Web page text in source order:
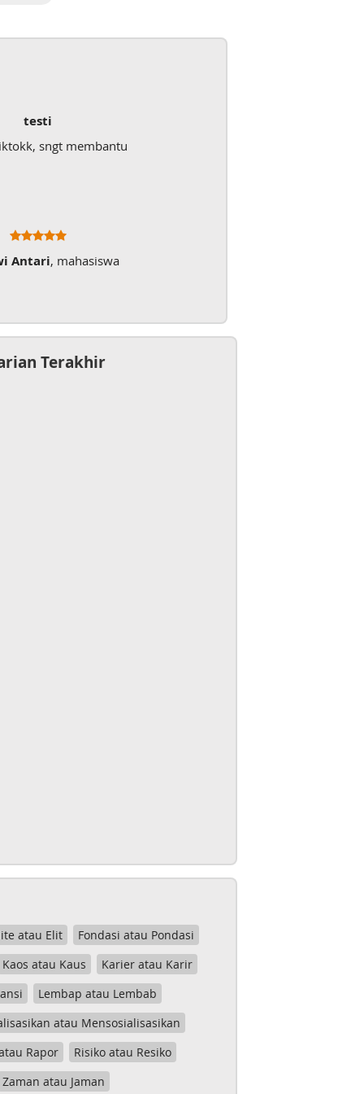
testi
sngt membantu
Antari, mahasiswa
Terakhir
atau Elit
Fondasi atau Pondasi
Kaos atau Kaus
Karier atau Karir
Lembap atau Lembab
atau Mensosialisasikan
Rapor
Risiko atau Resiko
Zaman atau Jaman